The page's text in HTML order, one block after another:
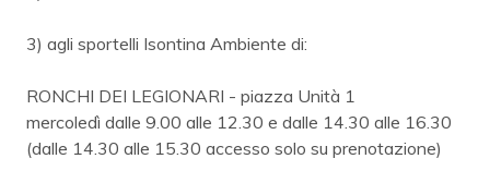
3) agli sportelli Isontina Ambiente di:
RONCHI DEI LEGIONARI - piazza Unità 1
mercoledì dalle 9.00 alle 12.30 e dalle 14.30 alle 16.30
(dalle 14.30 alle 15.30 accesso solo su prenotazione)